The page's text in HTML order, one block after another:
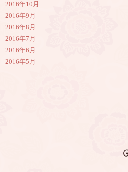
2016年10月
2016年9月
2016年8月
2016年7月
2016年6月
2016年5月